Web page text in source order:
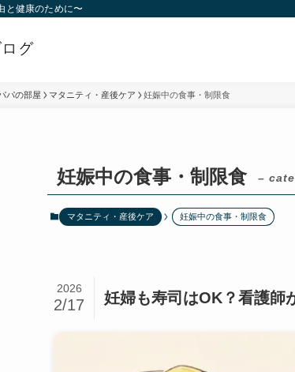
と健康のために〜
パの部屋 マタニティ・産後ケア 妊娠中の食事・制限食
妊娠中の食事・制限食 –
マタニティ・産後ケア 妊娠中の食事・制限食
妊婦も寿司はOK？看護師
2026
2/17